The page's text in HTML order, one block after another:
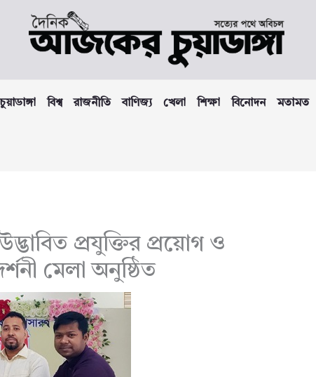
চুয়াডাঙ্গা বিশ্ব রাজনীতি বাণিজ্য খেলা শিক্ষা বিনোদন মতামত
প্রযুক্তির প্রয়োগ ও
মেলা অনুষ্ঠিত